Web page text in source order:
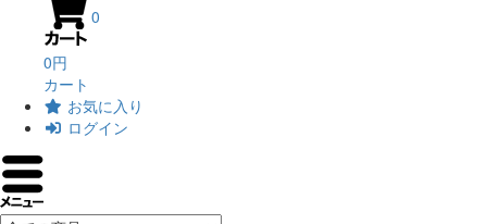
0
0円
カート
お気に入り
ログイン